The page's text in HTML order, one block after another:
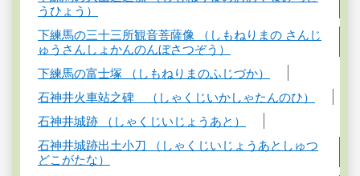
うひょう）
下練馬の三十三所観音菩薩像 （しもねりまの さんじ
ゅうさんしょかんのんぼさつぞう）
下練馬の富士塚 （しもねりまのふじづか）
石神井火車站之碑 （しゃくじいかしゃたんのひ）
石神井城跡 （しゃくじいじょうあと）
石神井城跡出土小刀 （しゃくじいじょうあとしゅつ
どこがたな）